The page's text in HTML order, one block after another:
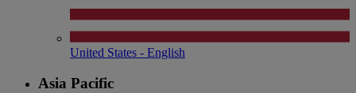
United States - English
Asia Pacific